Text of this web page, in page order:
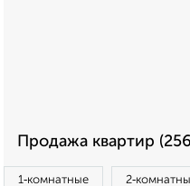
Продажа квартир
1‑комнатные